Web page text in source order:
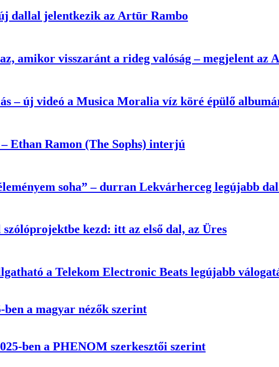
dallal jelentkezik az Artūr Rambo
amikor visszaránt a rideg valóság – megjelent az
– új videó a Musica Moralia víz köré épülő
Ethan Ramon (The Sophs) interjú
soha” – durran Lekvárherceg legújabb
kezd: itt az első dal, az Üres
a Telekom Electronic Beats legújabb
a magyar nézők szerint
ben a PHENOM szerkesztői szerint